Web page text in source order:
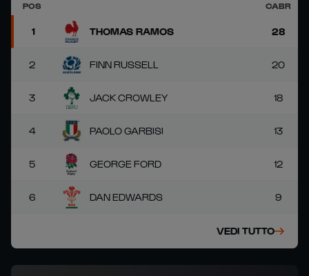
POS CABR
1 THOMAS RAMOS 28
2 FINN RUSSELL 20
3 JACK CROWLEY 18
4 PAOLO GARBISI 13
5 GEORGE FORD 12
6 DAN EDWARDS 9
VEDI TUTTO